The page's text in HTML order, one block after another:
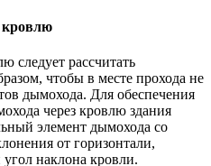
кровлю
следует рассчитать
чтобы в месте прохода не
дымохода. Для обеспечения
через кровлю здания
элемент дымохода со
от горизонтали,
наклона кровли.